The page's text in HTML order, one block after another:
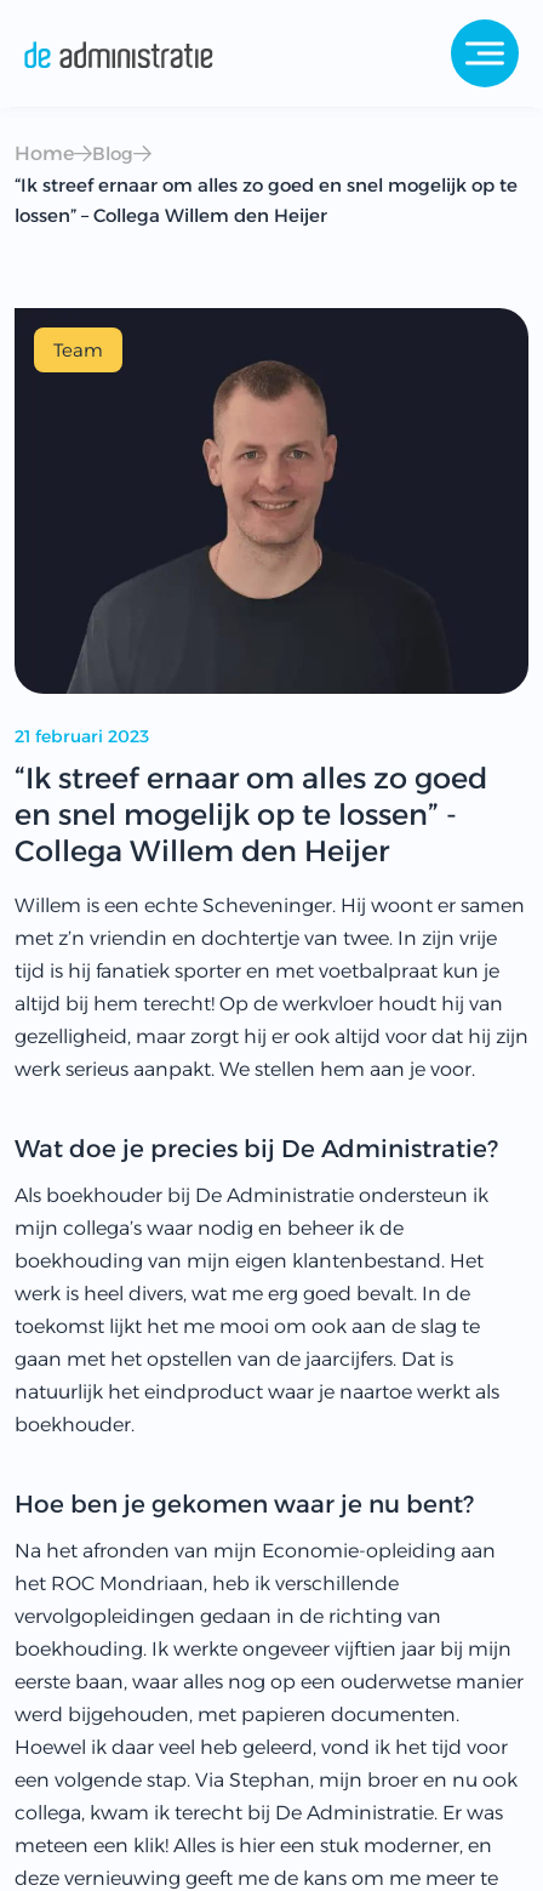
Home
Blog
“Ik streef ernaar om alles zo goed en snel mogelijk op te
lossen” – Collega Willem den Heijer
Team
21 februari 2023
“Ik streef ernaar om alles zo goed
en snel mogelijk op te lossen” -
Collega Willem den Heijer
Willem is een echte Scheveninger. Hij woont er samen
met z’n vriendin en dochtertje van twee. In zijn vrije
tijd is hij fanatiek sporter en met voetbalpraat kun je
altijd bij hem terecht! Op de werkvloer houdt hij van
gezelligheid, maar zorgt hij er ook altijd voor dat hij zijn
werk serieus aanpakt. We stellen hem aan je voor.
Wat doe je precies bij De Administratie?
Als boekhouder bij De Administratie ondersteun ik
mijn collega’s waar nodig en beheer ik de
boekhouding van mijn eigen klantenbestand. Het
werk is heel divers, wat me erg goed bevalt. In de
toekomst lijkt het me mooi om ook aan de slag te
gaan met het opstellen van de jaarcijfers. Dat is
natuurlijk het eindproduct waar je naartoe werkt als
boekhouder.
Hoe ben je gekomen waar je nu bent?
Na het afronden van mijn Economie-opleiding aan
het ROC Mondriaan, heb ik verschillende
vervolgopleidingen gedaan in de richting van
boekhouding. Ik werkte ongeveer vijftien jaar bij mijn
eerste baan, waar alles nog op een ouderwetse manier
werd bijgehouden, met papieren documenten.
Hoewel ik daar veel heb geleerd, vond ik het tijd voor
een volgende stap. Via Stephan, mijn broer en nu ook
collega, kwam ik terecht bij De Administratie. Er was
meteen een klik! Alles is hier een stuk moderner, en
deze vernieuwing geeft me de kans om me meer te